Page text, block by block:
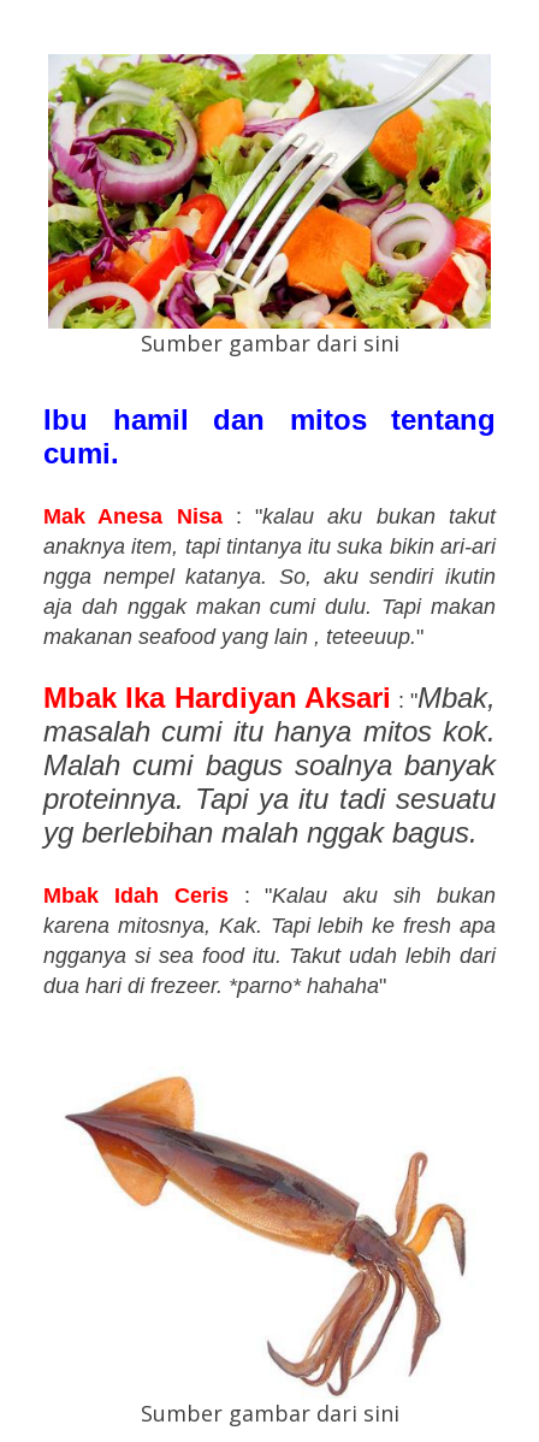
Sumber gambar dari sini
Ibu hamil dan mitos tentang
cumi.
Mak Anesa Nisa: "kalau aku bukan takut
anaknya item, tapi tintanya itu suka bikin ari-ari
ngga nempel katanya. So, aku sendiri ikutin
aja dah nggak makan cumi dulu. Tapi makan
makanan seafood yang lain , teteeuup."
Mbak Ika Hardiyan Aksari : "Mbak,
masalah cumi itu hanya mitos kok.
Malah cumi bagus soalnya banyak
proteinnya. Tapi ya itu tadi sesuatu
yg berlebihan malah nggak bagus.
Mbak Idah Ceris: "Kalau aku sih bukan
karena mitosnya, Kak. Tapi lebih ke fresh apa
ngganya si sea food itu. Takut udah lebih dari
dua hari di frezeer. *parno* hahaha"
Sumber gambar dari sini